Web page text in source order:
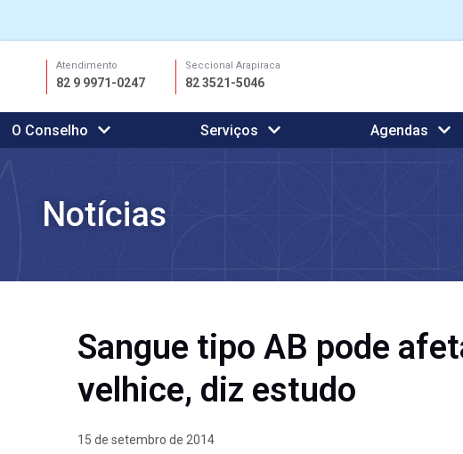
conteúdo
Atendimento
82 9 9971-0247
Seccional Arapiraca
82 3521-5046
O Conselho Serviços Agendas
Notícias
Sangue tipo AB pode
velhice, diz estudo
15 de setembro de 2014